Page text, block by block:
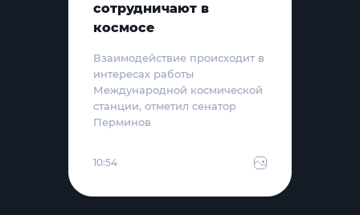
сотрудничают в
космосе
Взаимодействие происходит в
интересах работы
Международной космической
станции, отметил сенатор
Перминов
10:54